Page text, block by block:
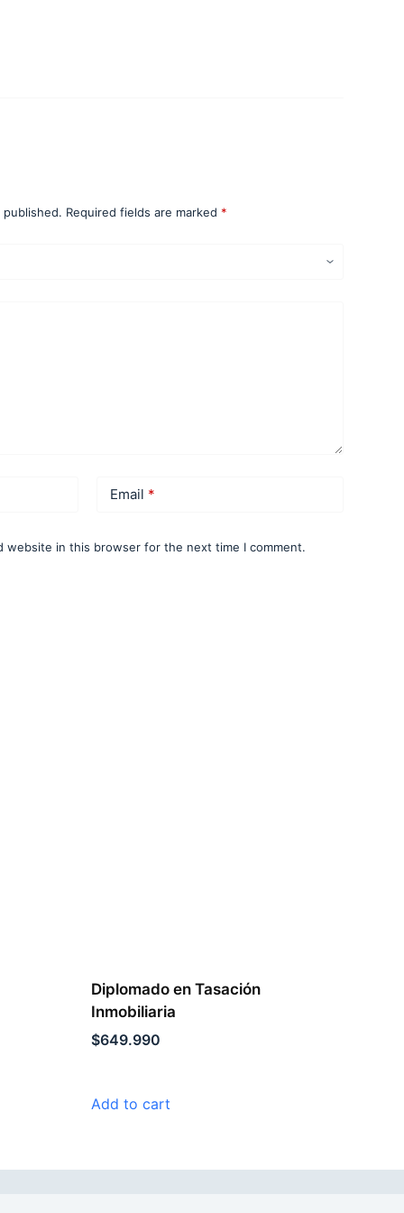
published. Required fields are marked *
Email *
website in this browser for the next time I comment.
Diplomado en Tasación
Inmobiliaria
$649.990
Add to cart